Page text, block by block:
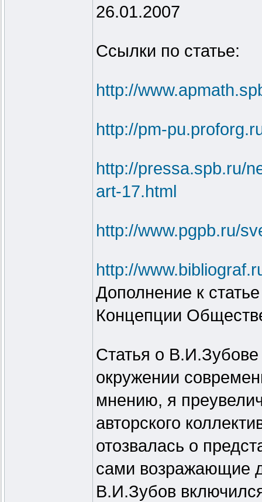
26.01.2007
Ссылки по статье:
http://
http://pm-
http://pressa.spb.ru/
art-17.html
http://www.pgpb.ru/
http://
Дополнение к
Концепции
Статья о
окружении
мнению, я
авторского
отозвалась о
сами возражающие
В.И.Зубов